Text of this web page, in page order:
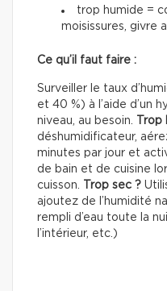
trop humide =
moisissures, givre
Ce qu’il faut faire :
Surveiller le taux
et 40 %) à l’aide d’un
niveau, au besoin.
déshumidificateur,
minutes par jour et
de bain et de cuisine
cuisson.
Trop sec ?
ajoutez de l’humidité
rempli d’eau toute la
l’intérieur, etc.)